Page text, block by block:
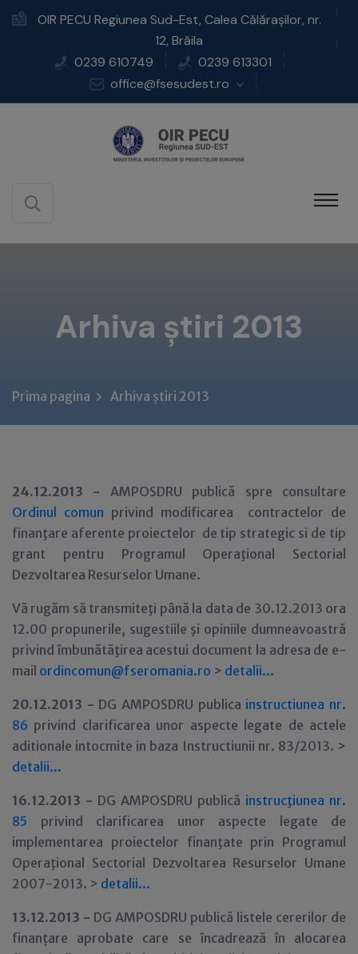
OIR PECU Regiunea Sud-Est, Calea Călărașilor, nr.
12, Brăila
0239 610749
0239 613301
office@fsesudest.ro
Arhiva știri 2013
Prima pagina Arhiva știri 2013
24.12.2013 - AMPOSDRU publică spre consultare
Ordinul comun privind modificarea contractelor de
finanţare aferente proiectelor de tip strategic si de tip
grant pentru Programul Operaţional Sectorial
Dezvoltarea Resurselor Umane.
Vă rugăm să transmiteţi până la data de 30.12.2013 ora
12.00 propunerile, sugestiile şi opiniile dumneavoastră
privind îmbunătăţirea acestui document la adresa de e-
mail ordincomun@fseromania.ro > detalii...
20.12.2013 - DG AMPOSDRU publica instructiunea nr.
86 privind clarificarea unor aspecte legate de actele
aditionale intocmite in baza Instructiunii nr. 83/2013. >
detalii...
16.12.2013 - DG AMPOSDRU publică instrucţiunea nr.
85 privind clarificarea unor aspecte legate de
implementarea proiectelor finanţate prin Programul
Operaţional Sectorial Dezvoltarea Resurselor Umane
2007-2013. > detalii...
13.12.2013 - DG AMPOSDRU publică listele cererilor de
finanțare aprobate care se încadrează în alocarea